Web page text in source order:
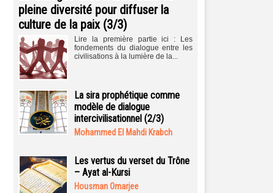
pleine diversité pour diffuser la
culture de la paix (3/3)
Lire la première partie ici : Les
fondements du dialogue entre les
civilisations à la lumière de la...
La sira prophétique comme
modèle de dialogue
intercivilisationnel (2/3)
Mohammed El Mahdi Krabch
Les vertus du verset du Trône
– Ayat al-Kursi
Housman Omarjee